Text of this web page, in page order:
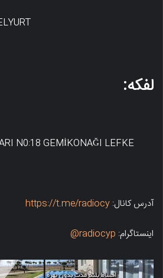
لفکه:
N0:18 GEMİKONAĞI LEFKE
آدرس کانال: https://t.me/radiocy
اینستاگرام: radiocyp@